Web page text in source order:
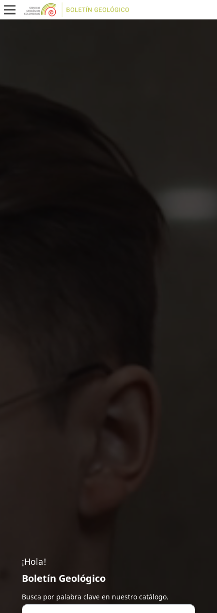
¡Hola!
Boletín Geológico
Busca por palabra clave en nuestro catálogo.